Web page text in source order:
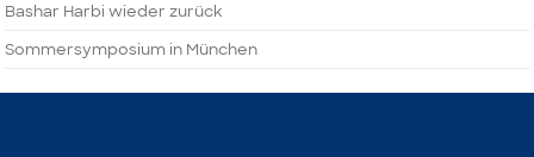
Bashar Harbi wieder zurück
Sommersymposium in München